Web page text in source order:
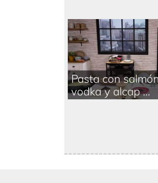
Pasta con
vodka y alcap ...